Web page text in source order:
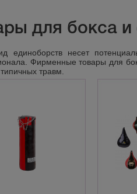
для бокса и
единоборств несет
Фирменные товары для
травм.